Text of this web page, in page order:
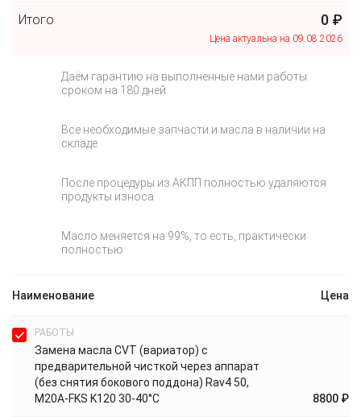
Итого 0 ₽
Цена актуальна на 09.08.2026
Даём гарантию на выполненные нами работы
сроком на 180 дней
Все необходимые запчасти и масла в наличии на
складе
После процедуры из АКПП полностью удаляются
продукты износа
Масло меняется на 99%, то есть, практически
полностью
Наименование Цена
РАБОТЫ
Замена масла CVT (вариатор) с
предварительной чисткой через аппарат
(без снятия бокового поддона) Rav4 50,
M20A-FKS K120 30-40°C
8800 ₽